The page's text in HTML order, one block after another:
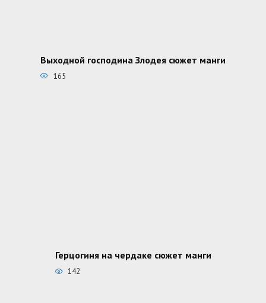
Выходной господина Злодея сюжет манги
165
Герцогиня на чердаке сюжет манги
142